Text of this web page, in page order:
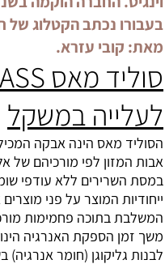
מאת: קובי עזרא.
לעלייה במשקל
הסוליד מאס הינה אבקה
אבות המזון לפי מורכיהם
במסת השרירים ללא עודפי
ייחודיות המוצר על פני
המשלבת בתוכה פחמימות
משך זמן הספקת האנרגיה
לבנות גליקוגן (חומר אנרגיה)